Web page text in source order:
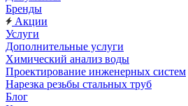
Бренды
Акции
Услуги
Дополнительные услуги
Химический анализ воды
Проектирование инженерных систем
Нарезка резьбы стальных труб
Блог